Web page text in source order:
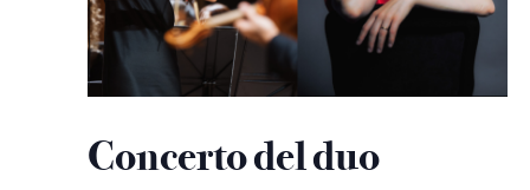
Concerto del duo